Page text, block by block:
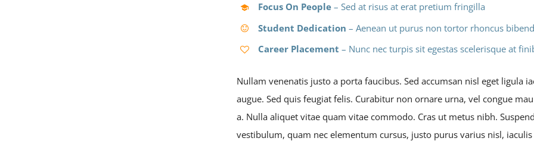
Focus On People – Sed at risus at erat pretium fringilla
Student Dedication – Aenean ut purus non tortor rhoncus
Career Placement – Nunc nec turpis sit egestas scelerisque at
Nullam venenatis justo a porta faucibus. Sed accumsan nisl eget
augue. Sed quis feugiat felis. Curabitur non ornare urna, vel congue
a. Nulla aliquet vitae quam vitae commodo. Cras ut metus nibh.
vestibulum, quam nec elementum cursus, justo purus varius nisl,